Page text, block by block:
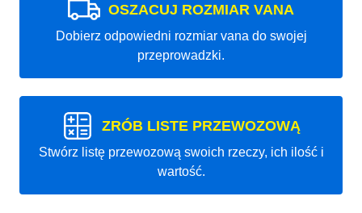
OSZACUJ ROZMIAR VANA
Dobierz odpowiedni rozmiar vana do swojej
przeprowadzki.
ZRÓB LISTE PRZEWOZOWĄ
Stwórz listę przewozową swoich rzeczy, ich ilość i
wartość.